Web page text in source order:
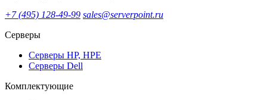
+7 (495) 128-49-99 sales@serverpoint.ru
Серверы
Серверы HP, HPE
Серверы Dell
Комплектующие